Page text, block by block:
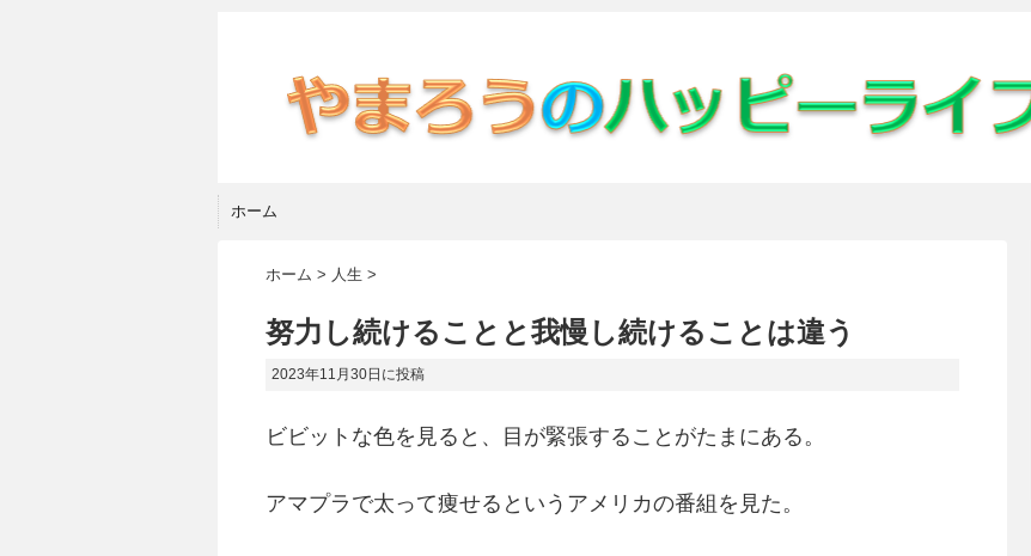
ホーム
ホーム > 人生 >
努力し続けることと我慢し続けることは違う
2023年11月30日 に投稿
ビビットな色を見ると、目が緊張することがたまにある。
アマプラで太って痩せるというアメリカの番組を見た。